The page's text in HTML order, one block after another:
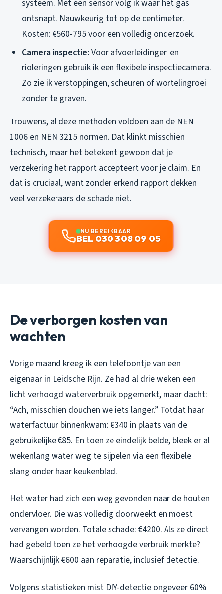
systeem. Met een sensor volg ik waar het gas
ontsnapt. Nauwkeurig tot op de centimeter.
Kosten: €560-795 voor een volledig onderzoek.
Camera inspectie: Voor afvoerleidingen en
rioleringen gebruik ik een flexibele inspectiecamera.
Zo zie ik verstoppingen, scheuren of wortelingroei
zonder te graven.
Trouwens, al deze methoden voldoen aan de NEN
1006 en NEN 3215 normen. Dat klinkt misschien
technisch, maar het betekent gewoon dat je
verzekering het rapport accepteert voor je claim. En
dat is cruciaal, want zonder erkend rapport dekken
veel verzekeraars de schade niet.
NU BEREIKBAAR
BEL 030 308 09 05
De verborgen kosten van
wachten
Vorige maand kreeg ik een telefoontje van een
eigenaar in Leidsche Rijn. Ze had al drie weken een
licht verhoogd waterverbruik opgemerkt, maar dacht:
“Ach, misschien douchen we iets langer.” Totdat haar
waterfactuur binnenkwam: €340 in plaats van de
gebruikelijke €85. En toen ze eindelijk belde, bleek er al
wekenlang water weg te sijpelen via een flexibele
slang onder haar keukenblad.
Het water had zich een weg gevonden naar de houten
ondervloer. Die was volledig doorweekt en moest
vervangen worden. Totale schade: €4200. Als ze direct
had gebeld toen ze het verhoogde verbruik merkte?
Waarschijnlijk €600 aan reparatie, inclusief detectie.
Volgens statistieken mist DIY-detectie ongeveer 60%